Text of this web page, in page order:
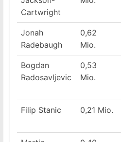
Cartwright
Jonah
Radebaugh
0,62
Mio.
Bogdan
Radosavljevic
0,53
Mio.
Filip Stanic 0,21 Mio.